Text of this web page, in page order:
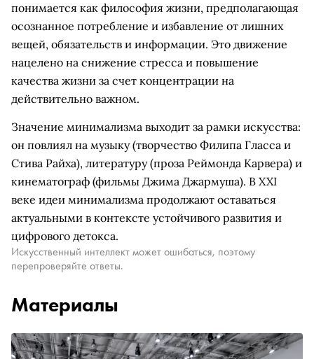
понимается как философия жизни, предполагающая
осознанное потребление и избавление от лишних
вещей, обязательств и информации. Это движение
нацелено на снижение стресса и повышение
качества жизни за счет концентрации на
действительно важном.
Значение минимализма выходит за рамки искусства:
он повлиял на музыку (творчество Филипа Гласса и
Стива Райха), литературу (проза Реймонда Карвера) и
кинематограф (фильмы Джима Джармуша). В XXI
веке идеи минимализма продолжают оставаться
актуальными в контексте устойчивого развития и
цифрового детокса.
Искусственный интеллект может ошибаться, поэтому
перепроверяйте ответы.
Материалы